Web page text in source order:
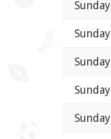
Sunday
Sunday
Sunday
Sunday
Sunday